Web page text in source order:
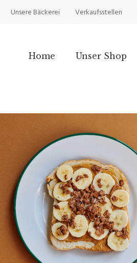
Unsere Bäckerei Verkaufsstellen
Home Unser Shop